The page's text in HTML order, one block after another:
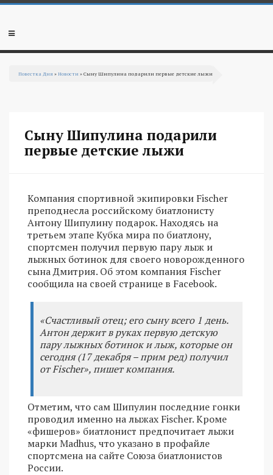
Перейти к основному содержанию
Мобильное
Повестка Дня »Новости » Сыну Шипулина подарили первые детские лыжи
Сыну Шипулина подарили
первые детские лыжи
Компания спортивной экипировки Fischer
преподнесла российскому биатлонисту
Антону Шипулину подарок. Находясь на
третьем этапе Кубка мира по биатлону,
спортсмен получил первую пару лыж и
лыжных ботинок для своего новорожденного
сына Дмитрия. Об этом компания Fischer
сообщила на своей странице в Facebook.
«Счастливый отец; его сыну всего 1 день.
Антон держит в руках первую детскую
пару лыжных ботинок и лыж, которые он
сегодня (17 декабря – прим ред) получил
от Fischer», пишет компания.
Отметим, что сам Шипулин последние гонки
проводил именно на лыжах Fischer. Кроме
«фишеров» биатлонист предпочитает лыжи
марки Madhus, что указано в профайле
спортсмена на сайте Союза биатлонистов
России.